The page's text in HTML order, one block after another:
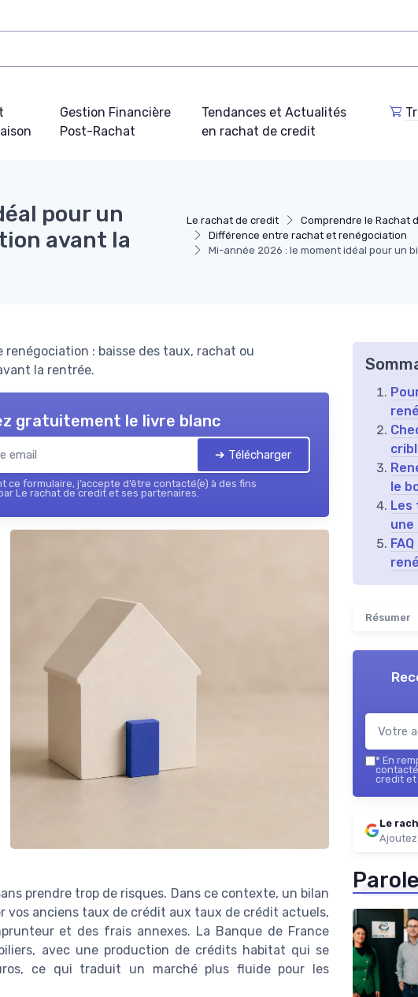
Gestion Financière
Post-Rachat
Tendances et Actualités
en rachat de credit
Le rachat de credit
Comprendre le Rachat
Différence entre rachat et renégociation
Mi-année 2026 : le moment idéal pour un
pour un
avant la
: baisse des taux, rachat ou
la rentrée.
gratuitement le livre blanc
➔ Télécharger
ce formulaire, j’accepte d’être contacté(e) à des fins
Le rachat de credit et ses partenaires.
prendre trop de risques. Dans ce contexte, un bilan
anciens taux de crédit aux taux de crédit actuels,
et des frais annexes. La Banque de France
avec une production de crédits habitat qui se
ce qui traduit un marché plus fluide pour les
le
une
Résumer
* En
credit et
Le